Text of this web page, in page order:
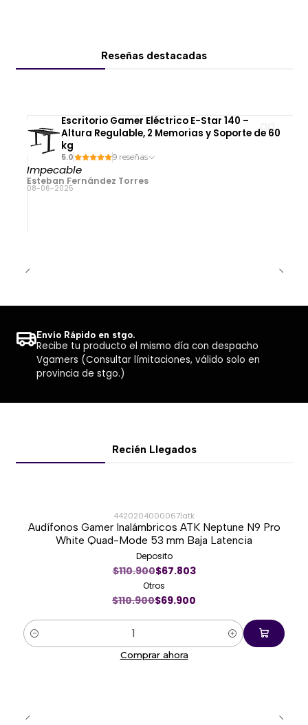
🔌 Conectividad
📐 Dimensiones y peso
Ancho:63 mm
Alto:38 mm
Peso:56 g
Reseñas destacadas
Escritorio Gamer Eléctrico E-Star 140 –
Altura Regulable, 2 Memorias y Soporte de 60
kg
5.0 9 reseñas
Impecable
Esteban Fernández Torres
08-06-2025
Envío Rápido en stgo.
Recibe tu producto el mismo día con despacho
Vgamers (Consultar límitaciones, válido solo en
provincia de stgo.)
Recién Llegados
-37%
4420204000067|atk
Audífonos Gamer Inalámbricos ATK Neptune N9 Pro
White Quad-Mode 53 mm Baja Latencia
Deposito
$110.900$67.803
Otros
$110.900$69.900
Cantidad
Comprar ahora